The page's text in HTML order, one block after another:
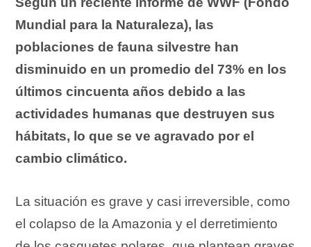
Mundial para la Naturaleza), las
poblaciones de fauna silvestre han
disminuido en un promedio del 73% en los
últimos cincuenta años debido a las
actividades humanas que destruyen sus
hábitats, lo que se ve agravado por el
cambio climático.
La situación es grave y casi irreversible, como
el colapso de la Amazonia y el derretimiento